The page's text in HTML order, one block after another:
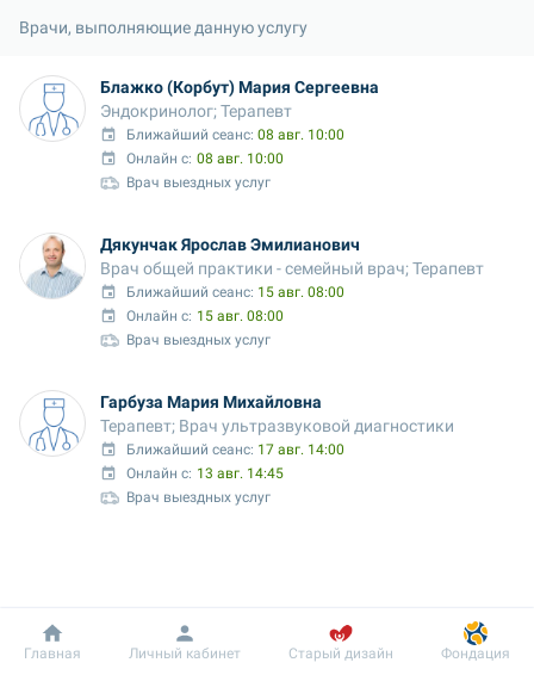
Врачи, выполняющие данную услугу
Блажко (Корбут) Мария Сергеевна
Эндокринолог; Терапевт
Ближайший сеанс: 08 авг. 10:00
Онлайн с: 08 авг. 10:00
Врач выездных услуг
Дякунчак Ярослав Эмилианович
Врач общей практики - семейный врач; Терапевт
Ближайший сеанс: 15 авг. 08:00
Онлайн с: 15 авг. 08:00
Врач выездных услуг
Гарбуза Мария Михайловна
Терапевт; Врач ультразвуковой диагностики
Ближайший сеанс: 17 авг. 14:00
Онлайн с: 13 авг. 14:45
Врач выездных услуг
Добробут Информация Пациенту
Главная Личный кабинет Старый дизайн Фондация